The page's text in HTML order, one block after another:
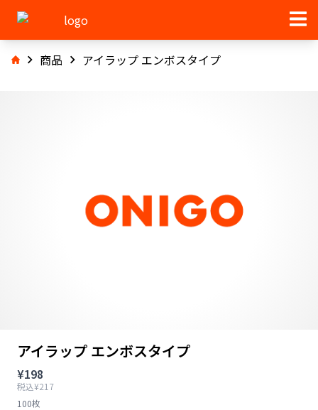
商品 アイラップ エンボスタイプ
アイラップ エンボスタイプ
¥198
税込¥217
100枚